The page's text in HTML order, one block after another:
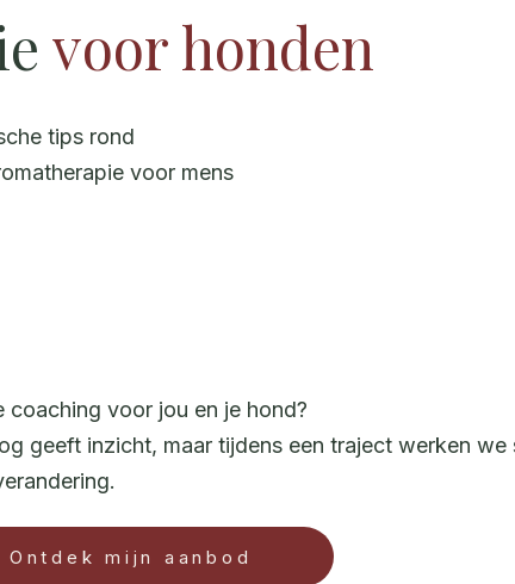
voor honden
tips rond
voor mens
coaching voor jou en je hond?
geeft inzicht, maar tijdens een traject werken we
Ontdek mijn aanbod